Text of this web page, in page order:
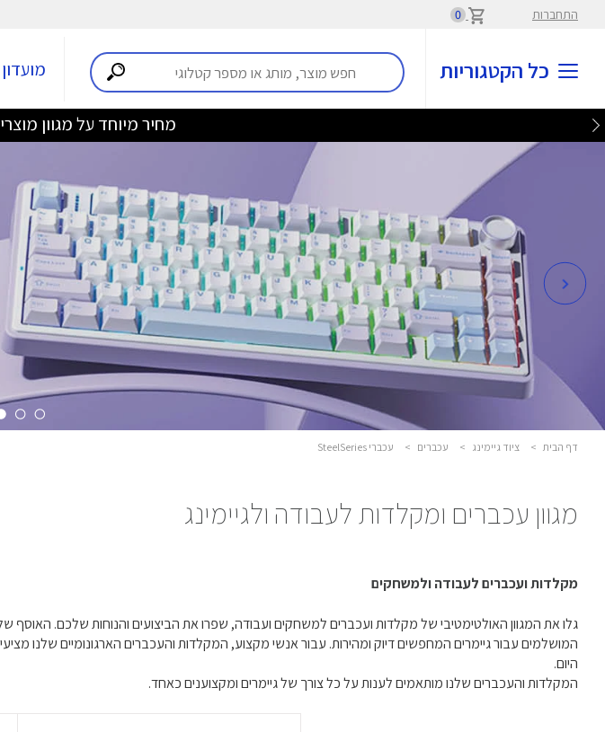
התחברות 0
כל הקטגוריות מועדון My Bug
מחיר מיוחד על מגוון מוצרי PETKIT לחברי מועדון >>
דף הבית > ציוד גיימינג > עכברים > עכברי SteelSeries
מגוון עכברים ומקלדות לעבודה ולגיימינג
מקלדות ועכברים לעבודה ולמשחקים
היום.
המקלדות והעכברים שלנו מותאמים לענות על כל צורך של גיימרים ומקצוענים כאחד.